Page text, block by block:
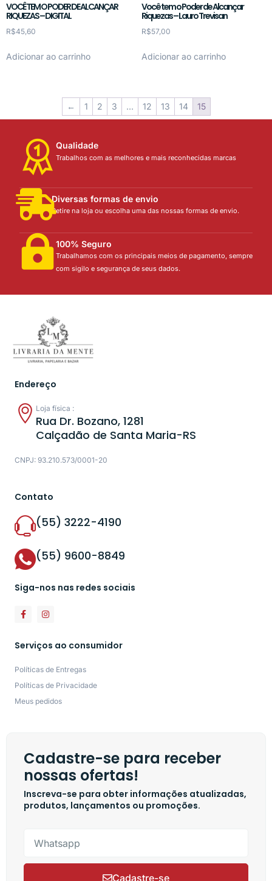
VOCÊ TEM O PODER DE ALCANÇAR
RIQUEZAS – DIGITAL
R$45,60
Adicionar ao carrinho
Você tem o Poder de Alcançar
Riquezas – Lauro Trevisan
R$57,00
Adicionar ao carrinho
← 1 2 3 … 12 13 14 15
Qualidade
Trabalhos com as melhores e mais reconhecidas marcas
Diversas formas de envio
Retire na loja ou escolha uma das nossas formas de envio.
100% Seguro
Trabalhamos com os principais meios de pagamento, sempre
com sigilo e segurança de seus dados.
Endereço
Loja física :
Rua Dr. Bozano, 1281
Calçadão de Santa Maria-RS
CNPJ: 93.210.573/0001-20
Contato
(55) 3222-4190
(55) 9600-8849
Siga-nos nas redes sociais
Serviços ao consumidor
Políticas de Entregas
Políticas de Privacidade
Meus pedidos
Cadastre-se para receber
nossas ofertas!
Inscreva-se para obter informações atualizadas,
produtos, lançamentos ou promoções.
Cadastre-se